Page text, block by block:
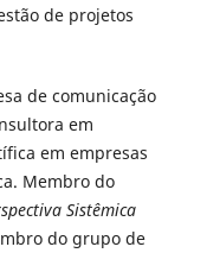
de projetos
de comunicação
em
em empresas
Membro do
Sistêmica
do grupo de